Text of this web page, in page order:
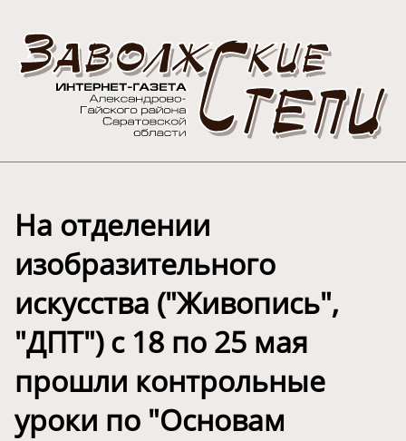
На отделении
изобразительного
искусства ("Живопись",
"ДПТ") с 18 по 25 мая
прошли контрольные
уроки по "Основам